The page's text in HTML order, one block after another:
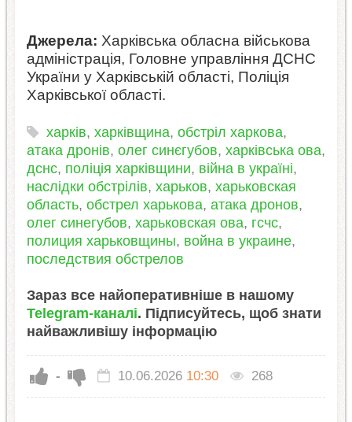
Джерела: Харківська обласна військова
адміністрація, Головне управління ДСНС
України у Харківській області, Поліція
Харківської області.
харків, харківщина, обстріл харкова,
атака дронів, олег синєгубов, харківська ова,
дснс, поліція харківщини, війна в україні,
наслідки обстрілів, харьков, харьковская
область, обстрел харькова, атака дронов,
олег синегубов, харьковская ова, гсчс,
полиция харьковщины, война в украине,
последствия обстрелов
Зараз все найоперативніше в нашому
Telegram-каналі. Підписуйтесь, щоб знати
найважливішу інформацію
- 10.06.2026 10:30 268